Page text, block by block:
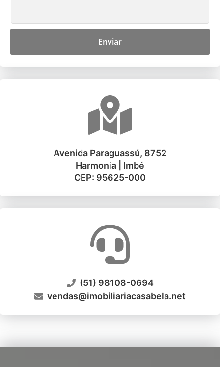
Enviar
Avenida Paraguassú, 8752
Harmonia | Imbé
CEP: 95625-000
(51) 98108-0694
vendas@imobiliariacasabela.net